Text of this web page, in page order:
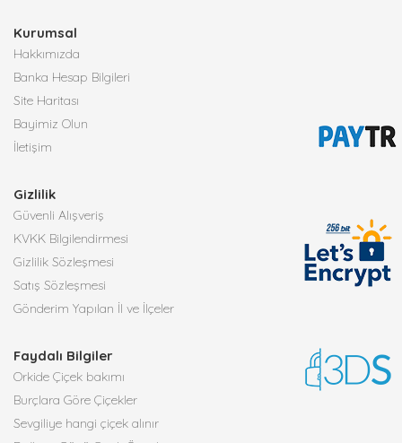
Kurumsal
Hakkımızda
Banka Hesap Bilgileri
Site Haritası
Bayimiz Olun
İletişim
Gizlilik
Güvenli Alışveriş
KVKK Bilgilendirmesi
Gizlilik Sözleşmesi
Satış Sözleşmesi
Gönderim Yapılan İl ve İlçeler
Faydalı Bilgiler
Orkide Çiçek bakımı
Burçlara Göre Çiçekler
Sevgiliye hangi çiçek alınır